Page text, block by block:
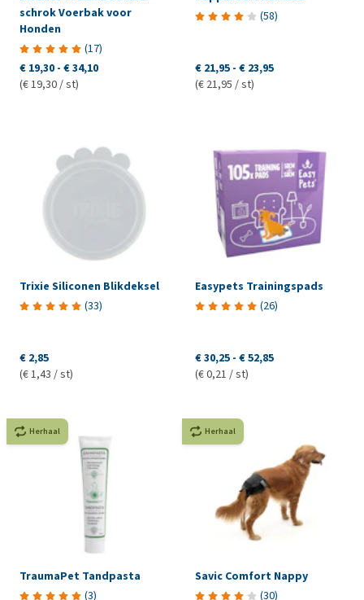
schrok Voerbak voor
Honden
(17)
€ 19,30 - € 34,10
(€ 19,30 / st)
(58)
€ 21,95 - € 23,95
(€ 21,95 / st)
Trixie Siliconen Blikdeksel
(33)
€ 2,85
(€ 1,43 / st)
Easypets Trainingspads
(26)
€ 30,25 - € 52,85
(€ 0,21 / st)
Herhaal
TraumaPet Tandpasta
(3)
Herhaal
Savic Comfort Nappy
(30)